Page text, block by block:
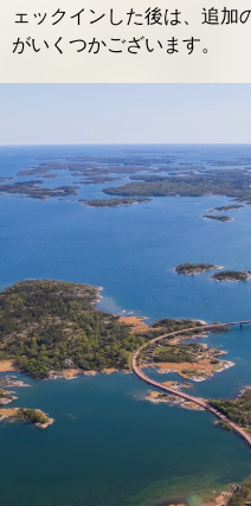
ェックインした後は、追加
がいくつかございます。